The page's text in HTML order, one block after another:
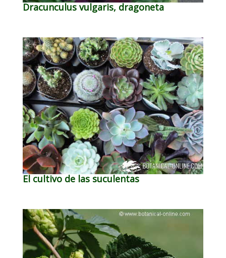
Dracunculus vulgaris, dragoneta
El cultivo de las suculentas